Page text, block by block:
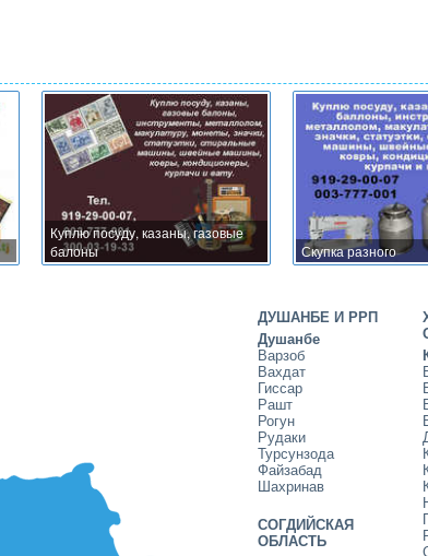
Куплю посуду, казаны, газовые
балоны
Скупка разного
ДУШАНБЕ И РРП
Душанбе
Варзоб
Вахдат
Гиссар
Рашт
Рогун
Рудаки
Турсунзода
Файзабад
Шахринав
СОГДИЙСКАЯ
ОБЛАСТЬ